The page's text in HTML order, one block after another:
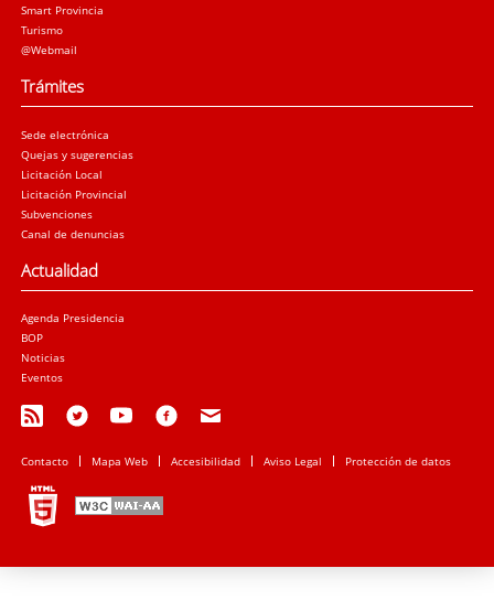
Smart Provincia
Turismo
@Webmail
Trámites
Sede electrónica
Quejas y sugerencias
Licitación Local
Licitación Provincial
Subvenciones
Canal de denuncias
Actualidad
Agenda Presidencia
BOP
Noticias
Eventos
Contacto Mapa Web Accesibilidad Aviso Legal Protección de datos